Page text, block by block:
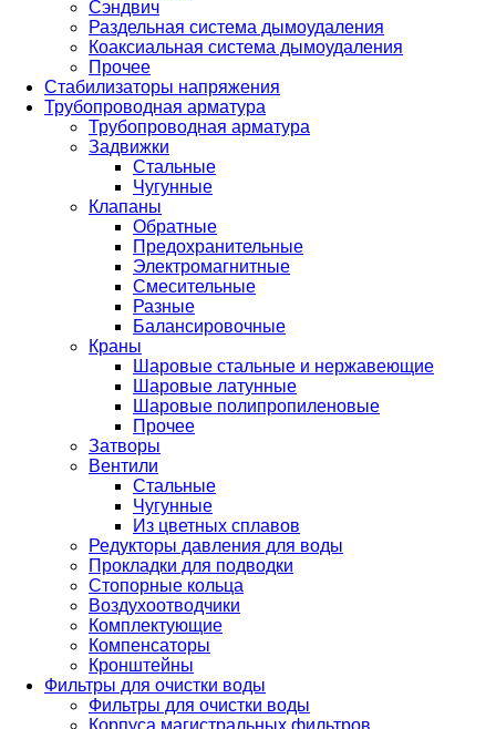
Сэндвич
Раздельная система дымоудаления
Коаксиальная система дымоудаления
Прочее
Стабилизаторы напряжения
Трубопроводная арматура
Трубопроводная арматура
Задвижки
Стальные
Чугунные
Клапаны
Обратные
Предохранительные
Электромагнитные
Смесительные
Разные
Балансировочные
Краны
Шаровые стальные и нержавеющие
Шаровые латунные
Шаровые полипропиленовые
Прочее
Затворы
Вентили
Стальные
Чугунные
Из цветных сплавов
Редукторы давления для воды
Прокладки для подводки
Стопорные кольца
Воздухоотводчики
Комплектующие
Компенсаторы
Кронштейны
Фильтры для очистки воды
Фильтры для очистки воды